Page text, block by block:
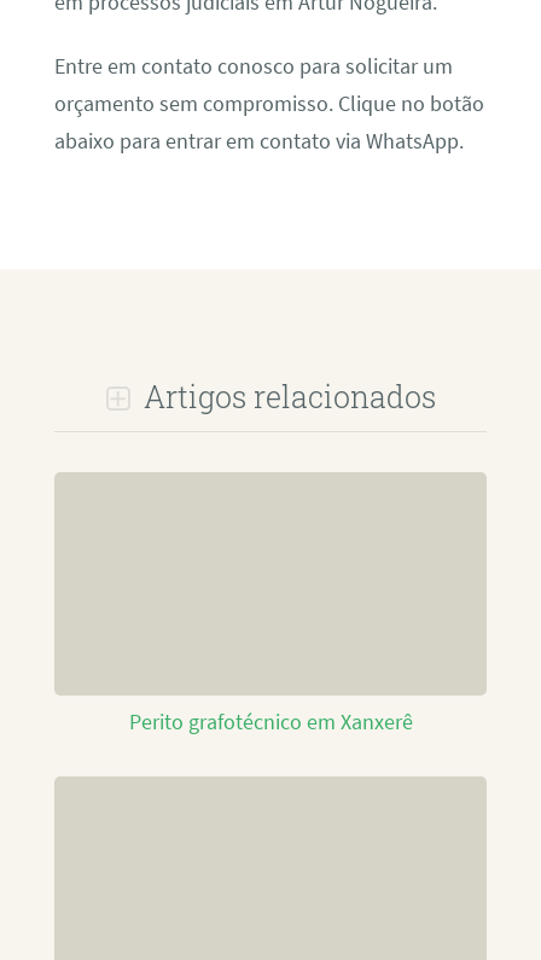
Entre em contato conosco para solicitar um
orçamento sem compromisso. Clique no botão
abaixo para entrar em contato via WhatsApp.
Artigos relacionados
Perito grafotécnico em Xanxerê